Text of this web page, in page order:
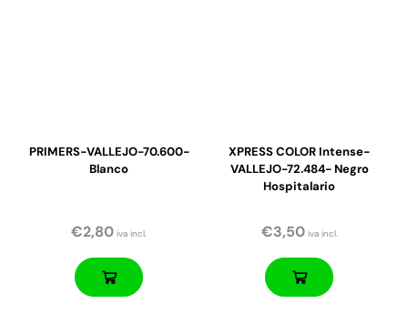
PRIMERS-VALLEJO-70.600-
Blanco
€2,80 iva incl.
XPRESS COLOR Intense-
VALLEJO-72.484- Negro
Hospitalario
€3,50 iva incl.